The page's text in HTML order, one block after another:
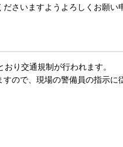
さいますようよろしくお願い
り交通規制が行われます。
ので、現場の警備員の指示に